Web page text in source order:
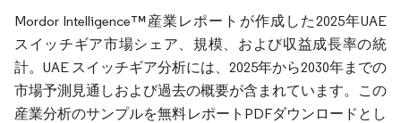
Mordor Intelligence™産業レポートが作成した2025年UAE
スイッチギア市場シェア、規模、および収益成長率の統
計。UAE スイッチギア分析には、2025年から2030年までの
市場予測見通しおよび過去の概要が含まれています。この
産業分析のサンプルを無料レポートPDFダウンロードとし